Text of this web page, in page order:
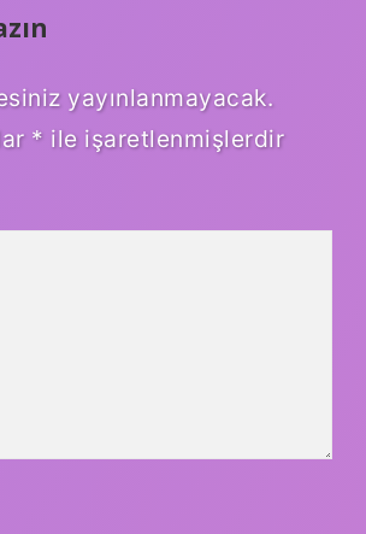
yayınlanmayacak.
* ile işaretlenmişlerdir